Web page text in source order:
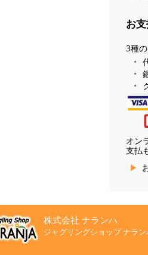
お
3種
オン
支払
株式会社 ナランハ
ジャグリングショップ ナラン